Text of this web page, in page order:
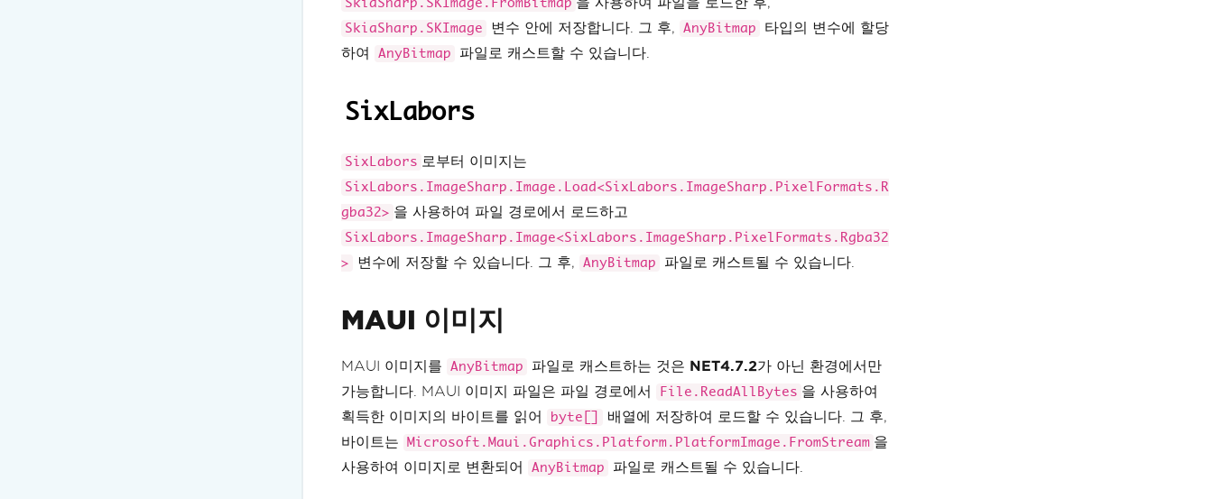
SkiaSharp.SKImage.FromBitmap
SkiaSharp.SKImage 변수 안에 저장합니다. 그 후, AnyBitmap
타입의 변수에 할당
하여
AnyBitmap 파일로 캐스트할 수 있습니다.
SixLabors
SixLabors 로부터 이미지는
SixLabors.ImageSharp.Image.Load<SixLabors.ImageSharp.PixelFormats.R
gba32> 을 사용하여 파일 경로에서 로드하고
SixLabors.ImageSharp.Image<SixLabors.ImageSharp.PixelFormats.Rgba32
>
변수에 저장할 수 있습니다. 그 후, AnyBitmap 파일로 캐스트될 수 있습니다.
MAUI 이미지
MAUI 이미지를 AnyBitmap 파일로 캐스트하는 것은 NET4.7.2가 아닌 환경에서만
가능합니다. MAUI 이미지 파일은 파일 경로에서
File.ReadAllBytes 을 사용하여
획득한 이미지의 바이트를 읽어
byte[]
배열에 저장하여 로드할 수 있습니다. 그 후,
바이트는
Microsoft.Maui.Graphics.Platform.PlatformImage.FromStream 을
사용하여 이미지로 변환되어
AnyBitmap 파일로 캐스트될 수 있습니다.